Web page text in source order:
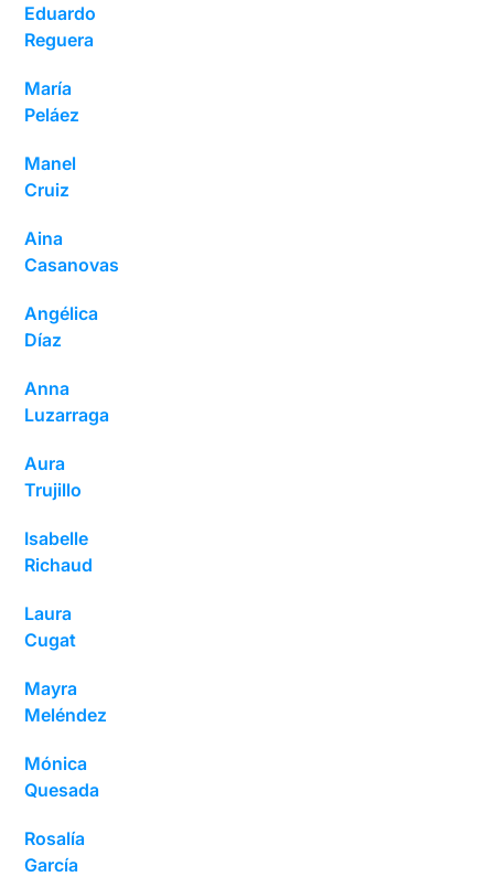
Eduardo
Reguera
María
Peláez
Manel
Cruiz
Aina
Casanovas
Angélica
Díaz
Anna
Luzarraga
Aura
Trujillo
Isabelle
Richaud
Laura
Cugat
Mayra
Meléndez
Mónica
Quesada
Rosalía
García